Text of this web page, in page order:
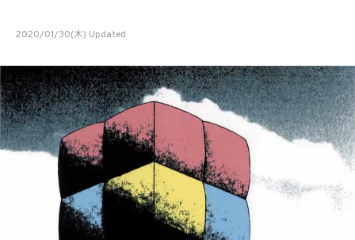
2020/01/30(木) Updated